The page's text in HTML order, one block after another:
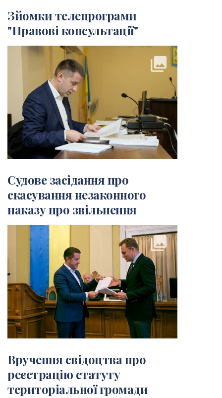
Зйомки телепрограми
"Правові консультації"
collections
Судове засідання про
скасування незаконного
наказу про звільнення
collections
Вручення свідоцтва про
реєстрацію статуту
територіальної громади